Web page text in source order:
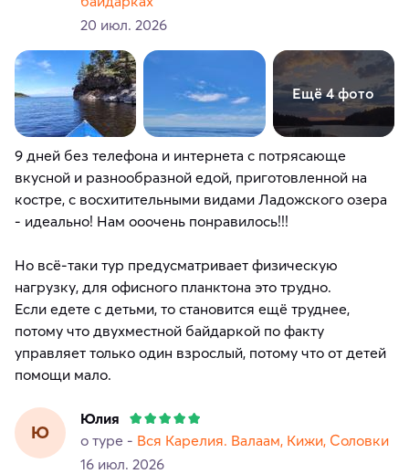
20 июл. 2026
Ещё 4 фото
9 дней без телефона и интернета с потрясающе
вкусной и разнообразной едой, приготовленной на
костре, с восхитительными видами Ладожского озера
- идеально! Нам ооочень понравилось!!!
Но всё-таки тур предусматривает физическую
нагрузку, для офисного планктона это трудно.
Если едете с детьми, то становится ещё труднее,
потому что двухместной байдаркой по факту
управляет только один взрослый, потому что от детей
помощи мало.
Ю
Юлия
о туре - Вся Карелия. Валаам, Кижи, Соловки
16 июл. 2026